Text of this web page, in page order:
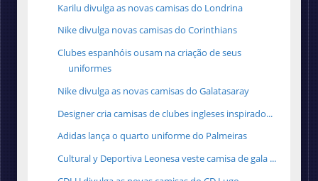
Karilu divulga as novas camisas do Londrina
Nike divulga novas camisas do Corinthians
Clubes espanhóis ousam na criação de seus
uniformes
Nike divulga as novas camisas do Galatasaray
Designer cria camisas de clubes ingleses inspirado...
Adidas lança o quarto uniforme do Palmeiras
Cultural y Deportiva Leonesa veste camisa de gala ...